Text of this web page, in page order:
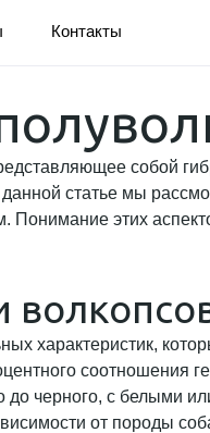
Контакты
собой
статье мы
Понимание этих
характеристик,
соотношения
до черного, с белыми
от породы